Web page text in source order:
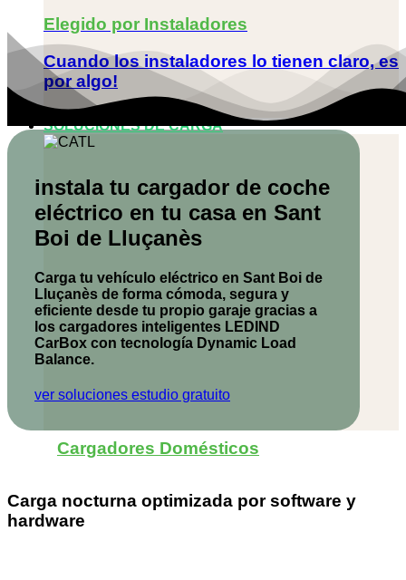
Elegido por Instaladores
Cuando los instaladores lo tienen claro, es
por algo!
SOLUCIONES DE CARGA
Cargadores Domésticos
instala tu cargador de coche
eléctrico en tu casa en Sant
Boi de Lluçanès
Carga tu vehículo eléctrico en Sant Boi de
Lluçanès de forma cómoda, segura y
eficiente desde tu propio garaje gracias a
los cargadores inteligentes LEDIND
CarBox con tecnología Dynamic Load
Balance.
ver soluciones estudio gratuito
Carga nocturna optimizada por software y
hardware